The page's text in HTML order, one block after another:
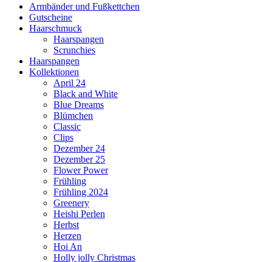
Armbänder und Fußkettchen
Gutscheine
Haarschmuck
Haarspangen
Scrunchies
Haarspangen
Kollektionen
April 24
Black and White
Blue Dreams
Blümchen
Classic
Clips
Dezember 24
Dezember 25
Flower Power
Frühling
Frühling 2024
Greenery
Heishi Perlen
Herbst
Herzen
Hoi An
Holly jolly Christmas